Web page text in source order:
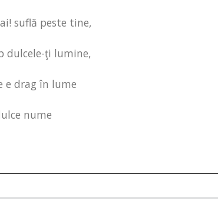
suflă peste tine,
dulcele-ţi lumine,
e drag în lume
nume